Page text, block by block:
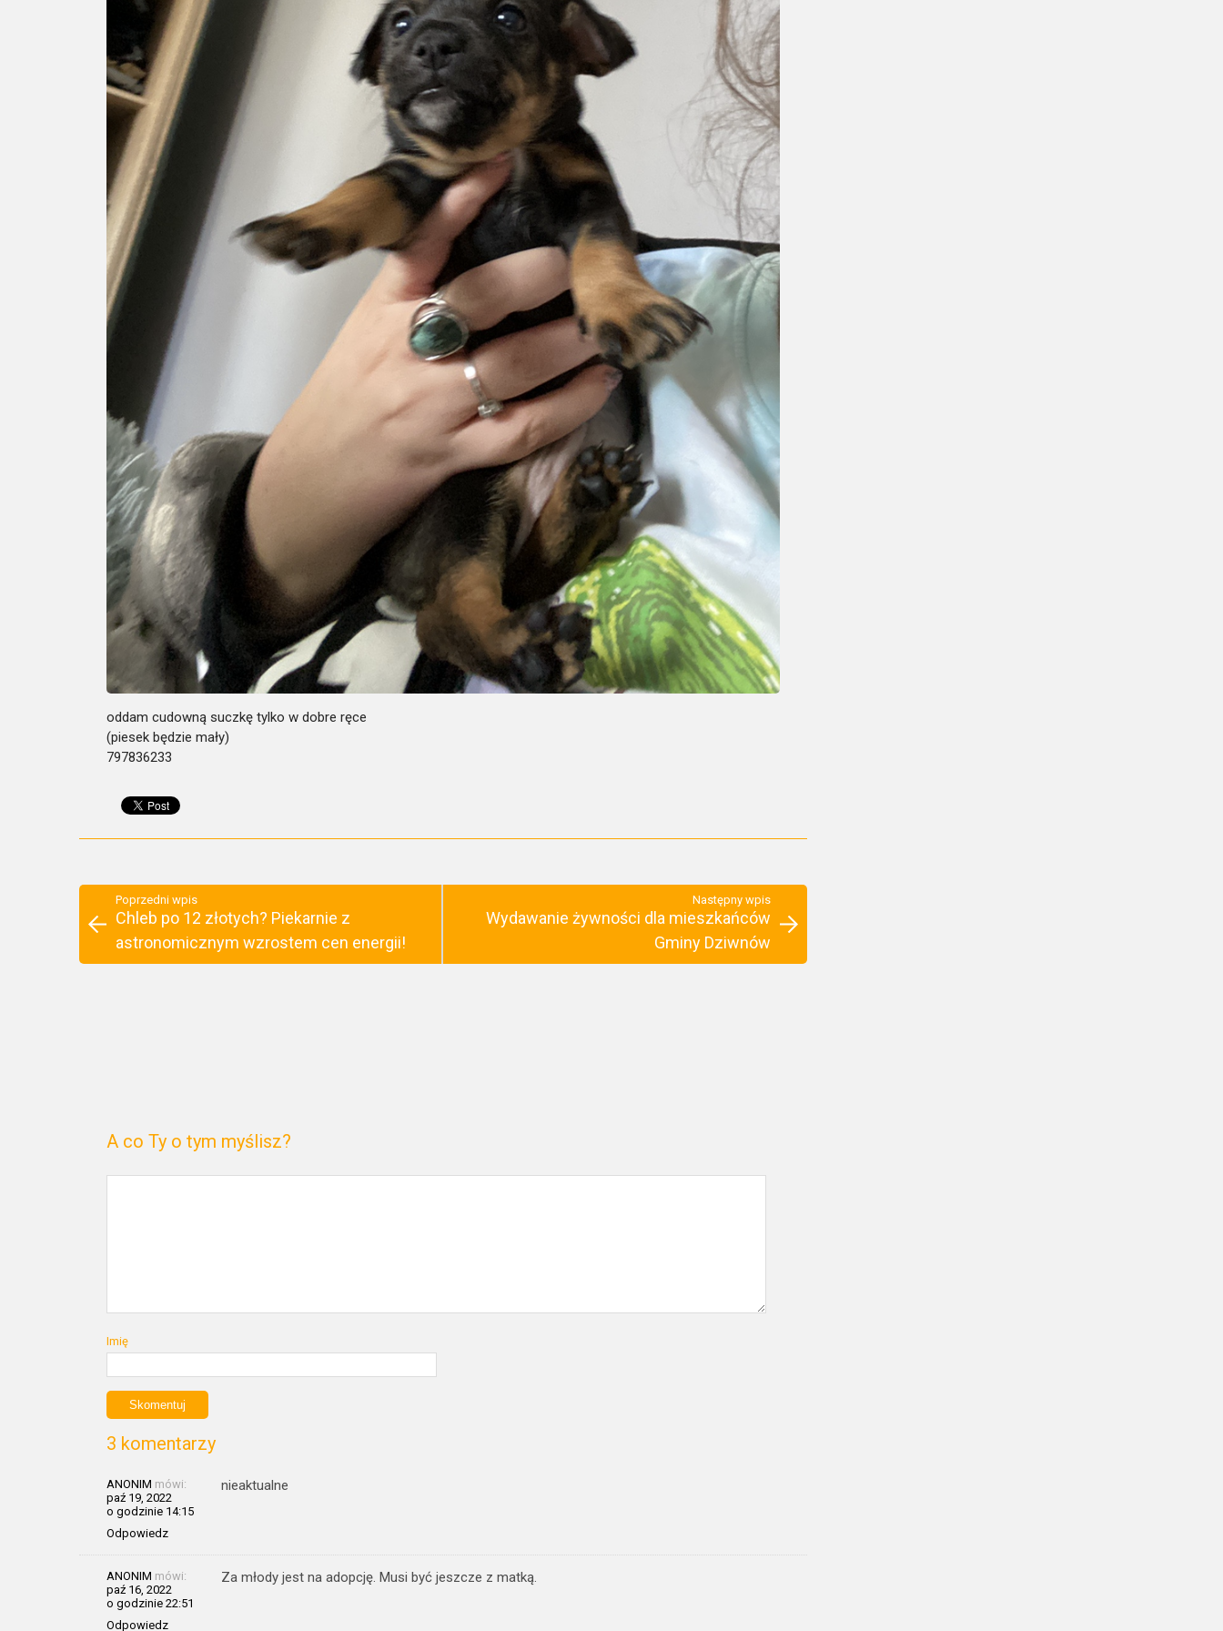
oddam cudowną suczkę tylko w dobre ręce
(piesek będzie mały)
797836233
Poprzedni wpis
Chleb po 12 złotych? Piekarnie z
astronomicznym wzrostem cen energii!
Następny wpis
Wydawanie żywności dla mieszkańców
Gminy Dziwnów
A co Ty o tym myślisz?
Imię
3 komentarzy
ANONIM mówi:
paź 19, 2022
o godzinie 14:15
Odpowiedz
nieaktualne
ANONIM mówi:
paź 16, 2022
o godzinie 22:51
Odpowiedz
Za młody jest na adopcję. Musi być jeszcze z matką.